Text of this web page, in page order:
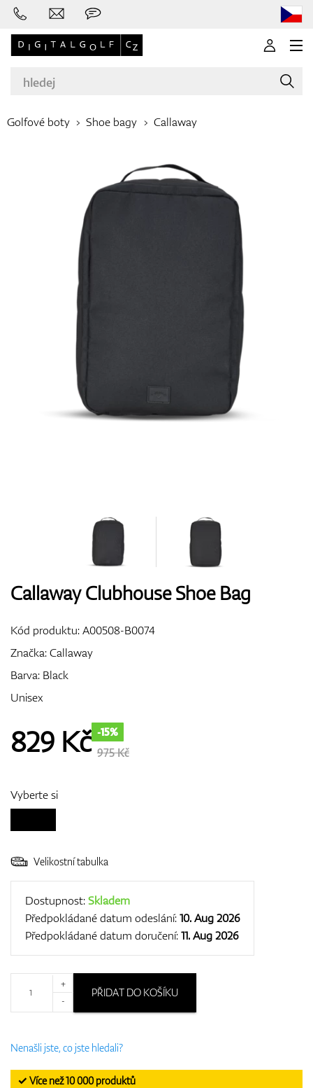
Rukavice
Golfové boty Shoe bagy Callaway
Callaway Clubhouse Shoe Bag
Kód produktu:A00508-B0074
Značka:Callaway
Barva: Black
Unisex
829 Kč -15%
975 Kč
Vyberte si
Velikostní tabulka
Dostupnost:Skladem
Předpokládané datum odeslání:10. Aug 2026
Předpokládané datum doručení:11. Aug 2026
+
-
PŘIDAT DO KOŠÍKU
Nenašli jste, co jste hledali?
✓ Více než 10 000 produktů